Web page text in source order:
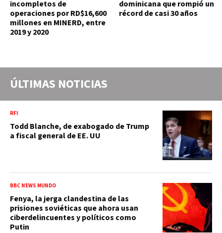
incompletos de
operaciones por RD$16,600
millones en MINERD, entre
2019 y 2020
dominicana que rompió un
récord de casi 30 años
ÚLTIMAS NOTICIAS
RFI
Todd Blanche, de exabogado de Trump
a fiscal general de EE. UU
BBC NEWS MUNDO
Fenya, la jerga clandestina de las
prisiones soviéticas que ahora usan
ciberdelincuentes y políticos como
Putin